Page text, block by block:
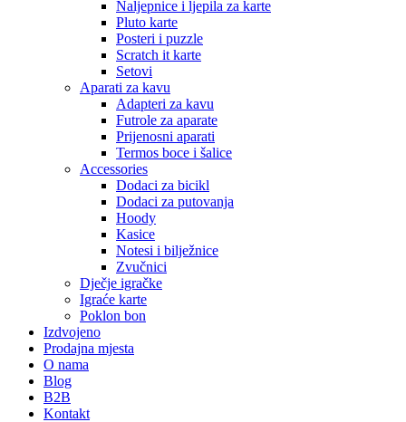
Naljepnice i ljepila za karte
Pluto karte
Posteri i puzzle
Scratch it karte
Setovi
Aparati za kavu
Adapteri za kavu
Futrole za aparate
Prijenosni aparati
Termos boce i šalice
Accessories
Dodaci za bicikl
Dodaci za putovanja
Hoody
Kasice
Notesi i bilježnice
Zvučnici
Dječje igračke
Igraće karte
Poklon bon
Izdvojeno
Prodajna mjesta
O nama
Blog
B2B
Kontakt